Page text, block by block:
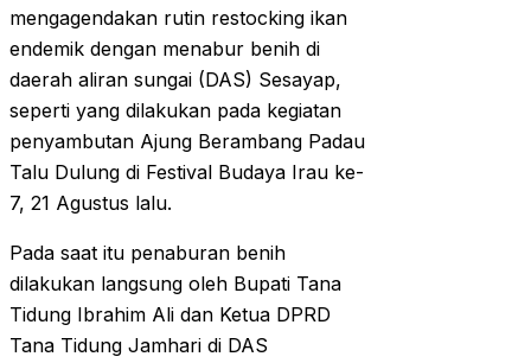
mengagendakan rutin restocking ikan
endemik dengan menabur benih di
daerah aliran sungai (DAS) Sesayap,
seperti yang dilakukan pada kegiatan
penyambutan Ajung Berambang Padau
Talu Dulung di Festival Budaya Irau ke-
7, 21 Agustus lalu.
Pada saat itu penaburan benih
dilakukan langsung oleh Bupati Tana
Tidung Ibrahim Ali dan Ketua DPRD
Tana Tidung Jamhari di DAS